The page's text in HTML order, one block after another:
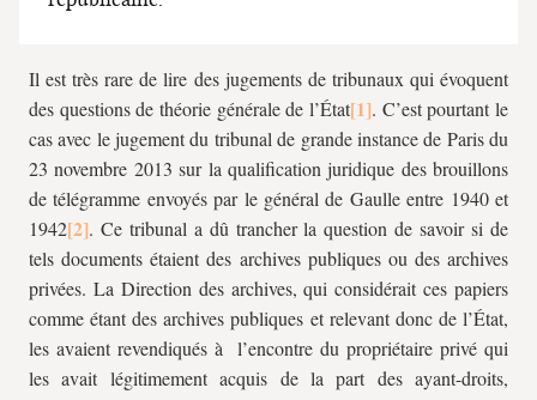
Il est très rare de lire des jugements de tribunaux qui évoquent
des questions de théorie générale de l’État
. C’est pourtant le
cas avec le jugement du tribunal de grande instance de Paris du
23 novembre 2013 sur la qualification juridique des brouillons
de télégramme envoyés par le général de Gaulle entre 1940 et
1942
. Ce tribunal a dû trancher la question de savoir si de
tels documents étaient des archives publiques ou des archives
privées. La Direction des archives, qui considérait ces papiers
comme étant des archives publiques et relevant donc de l’État,
les avaient revendiqués à l’encontre du propriétaire privé qui
les avait légitimement acquis de la part des ayant-droits,